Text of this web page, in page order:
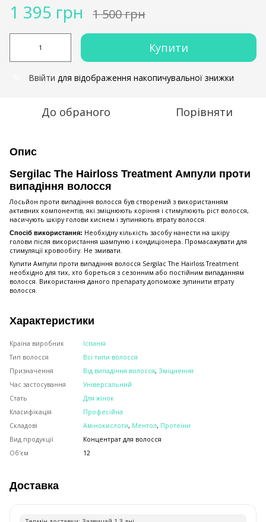
1 395 грн 1 500 грн
Купити
Ввійти для відображення накопичувальної знижки
До обраного Порівняти
Опис
Sergilac The Hairloss Treatment Ампули проти
випадіння волосся
Лосьйон проти випадіння волосся був створений з використанням
активних компонентів, які зміцнюють коріння і стимулюють ріст волосся,
насичують шкіру голови киснем і зупиняють втрату волосся.
Спосіб використання: Необхідну кількість засобу нанести на шкіру
голови після використання шампуню і кондиціонера. Промасажувати для
стимуляції кровообігу. Не змивати.
Купити Ампули проти випадіння волосся Sergilac The Hairloss Treatment
необхідно для тих, хто бореться з сезонним або постійним випаданням
волосся. Використання даного препарату допоможе зупинити втрату
волосся.
Характеристики
Країна виробник
Іспанія
Тип волосся
Всі типи волосся
Призначення
Від випадіння волосся, Зміцнення
Час застосування
Універсальний
Стать
Для жінок
Класифікація
Професійна
Складові
Амінокислоти, Ментол, Протеїни
Вид продукції
Концентрат для волосся
Об'єм
12
Доставка